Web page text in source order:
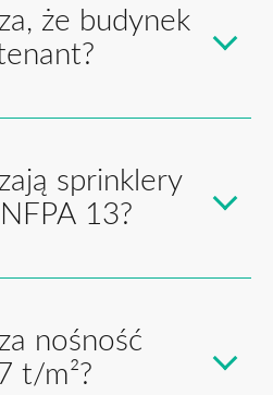
że budynek
sprinklery
13?
nośność
t/m²?